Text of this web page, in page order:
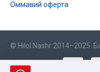
Оммавий оферта
© Hilol Nashr 2014–2025.